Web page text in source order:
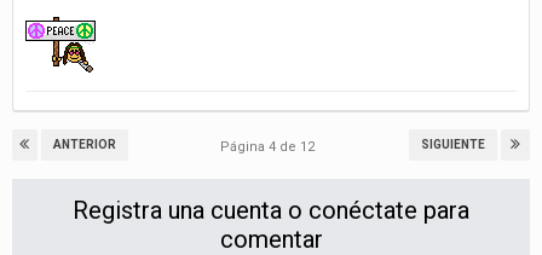
ANTERIOR SIGUIENTE
Página 4 de 12
Registra una cuenta o conéctate para
comentar